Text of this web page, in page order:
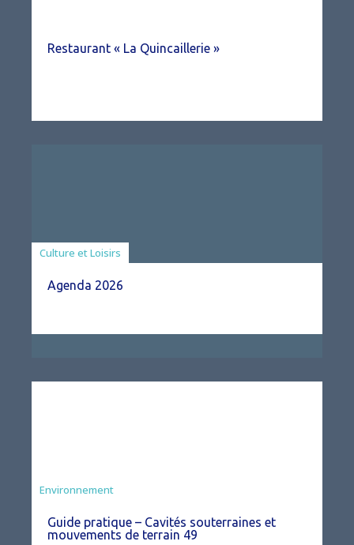
Restaurant « La Quincaillerie »
Associations
Culture et Loisirs
Agenda 2026
Environnement
Guide pratique – Cavités souterraines et
mouvements de terrain 49